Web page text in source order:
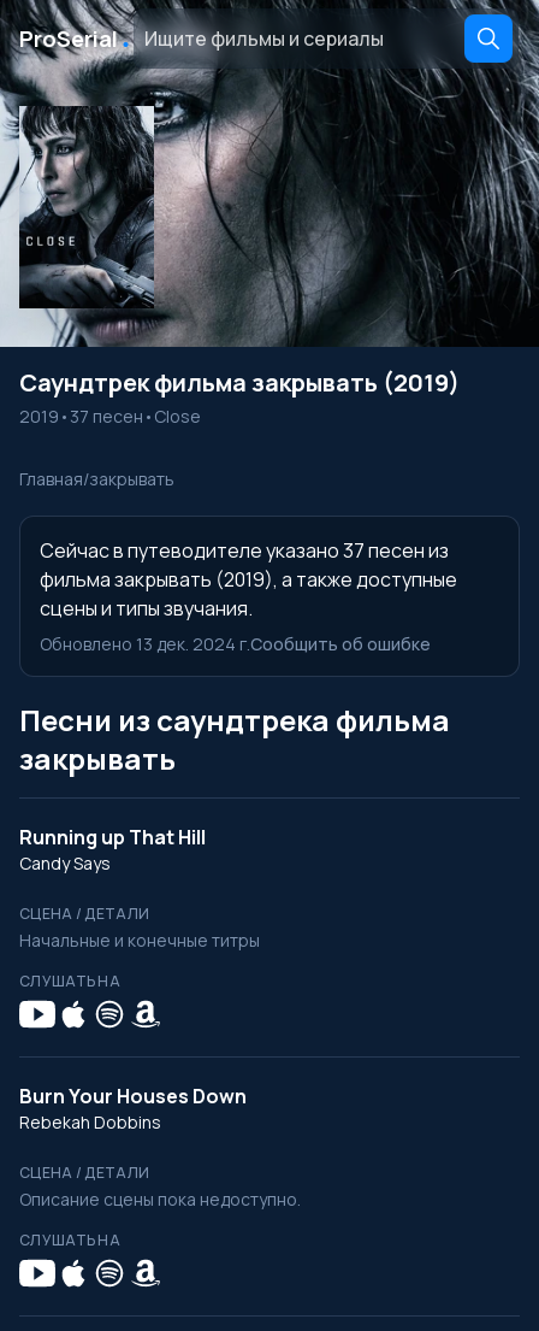
ProSerial․
Саундтрек фильма закрывать (2019)
2019 • 37 песен • Close
Главная/закрывать
Сейчас в путеводителе указано 37 песен из
фильма закрывать (2019), а также доступные
сцены и типы звучания.
Обновлено 13 дек. 2024 г.Сообщить об ошибке
Песни из саундтрека фильма
закрывать
Running up That Hill
Candy Says
СЦЕНА / ДЕТАЛИ
Начальные и конечные титры
СЛУШАТЬ НА
Burn Your Houses Down
Rebekah Dobbins
СЦЕНА / ДЕТАЛИ
Описание сцены пока недоступно.
СЛУШАТЬ НА